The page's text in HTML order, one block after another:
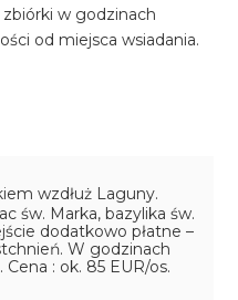
w godzinach
od miejsca wsiadania.
wzdłuż Laguny.
św. Marka, bazylika św.
dodatkowo płatne –
W godzinach
Cena : ok. 85 EUR/os.